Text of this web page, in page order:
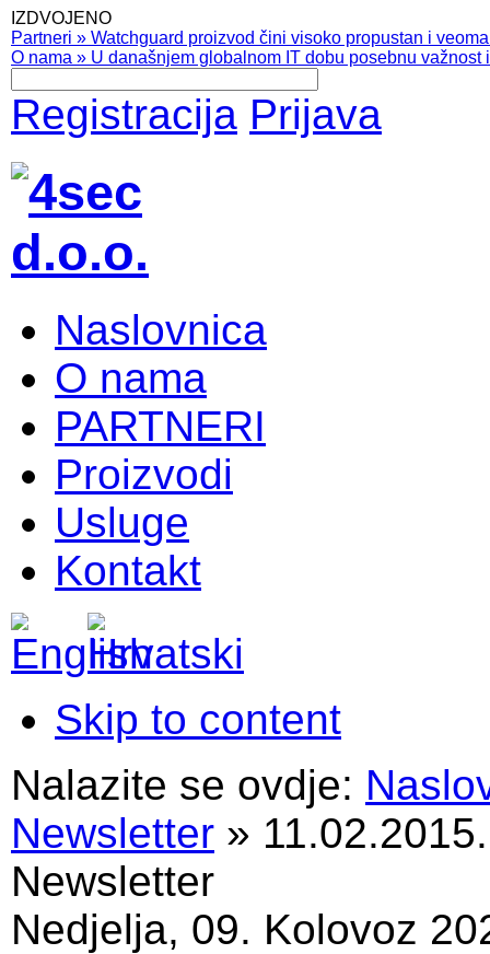
IZDVOJENO
Partneri » Watchguard proizvod čini visoko propustan i
O nama » U današnjem globalnom IT dobu posebnu
Registracija Prijava
Naslovnica
O nama
PARTNERI
Proizvodi
Usluge
Kontakt
Skip to content
Nalazite se ovdje:
Newsletter »
Newsletter
Nedjelja, 09. Kolovoz